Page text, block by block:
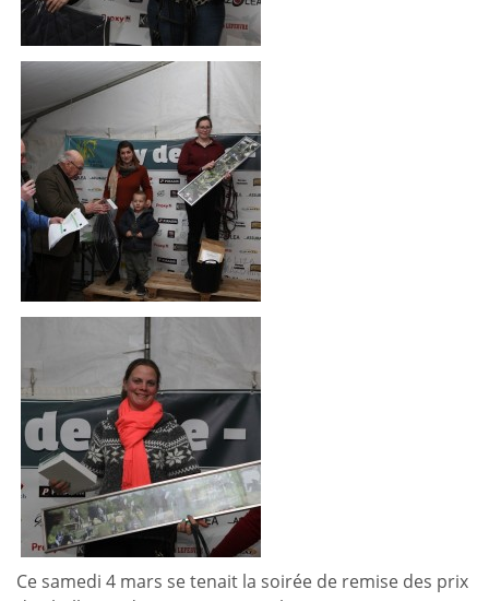
Ce samedi 4 mars se tenait la soirée de remise des prix